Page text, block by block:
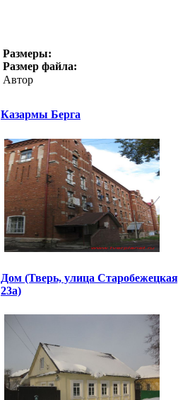
Размеры:
Размер файла:
Автор
Казармы Берга
Дом (Тверь, улица
23а)